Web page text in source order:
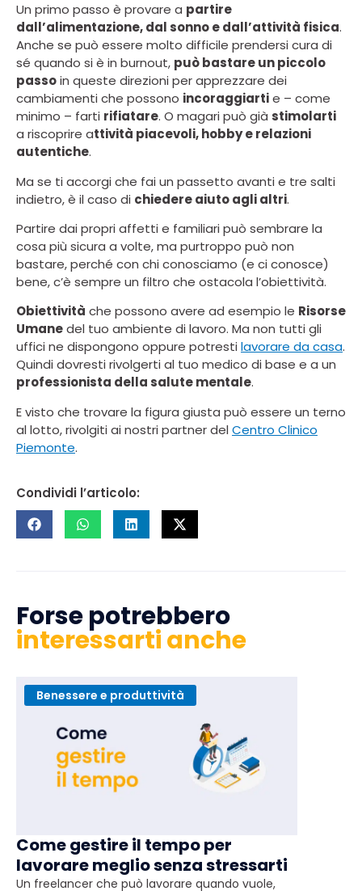
Un primo passo è provare a partire
dall’alimentazione, dal sonno e dall’attività fisica.
Anche se può essere molto difficile prendersi cura di
sé quando si è in burnout, può bastare un piccolo
passoin queste direzioni per apprezzare dei
cambiamenti che possono incoraggiartie – come
minimo – farti rifiatare. O magari può già stimolarti
a riscoprire attività piacevoli, hobby e relazioni
autentiche.
Ma se ti accorgi che fai un passetto avanti e tre salti
indietro, è il caso di chiedere aiuto agli altri.
Partire dai propri affetti e familiari può sembrare la
cosa più sicura a volte, ma purtroppo può non
bastare, perché con chi conosciamo (e ci conosce)
bene, c’è sempre un filtro che ostacola l’obiettività.
Obiettività che possono avere ad esempio le Risorse
Umanedel tuo ambiente di lavoro. Ma non tutti gli
uffici ne dispongono oppure potresti lavorare da casa.
Quindi dovresti rivolgerti al tuo medico di base e a un
professionista della salute mentale.
E visto che trovare la figura giusta può essere un terno
al lotto, rivolgiti ai nostri partner del Centro Clinico
Piemonte.
Condividi l’articolo:
Forse potrebbero
interessarti anche
Benessere e produttività
Come gestire il tempo per
lavorare meglio senza stressarti
Un freelancer che può lavorare quando vuole,